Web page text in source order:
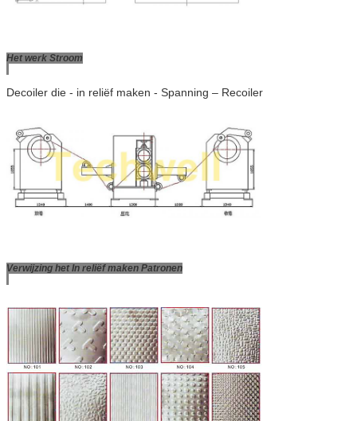
Het werk Stroom
Decoiler die - in reliëf maken - Spanning – Recoiler
Verwijzing het In reliëf maken Patronen